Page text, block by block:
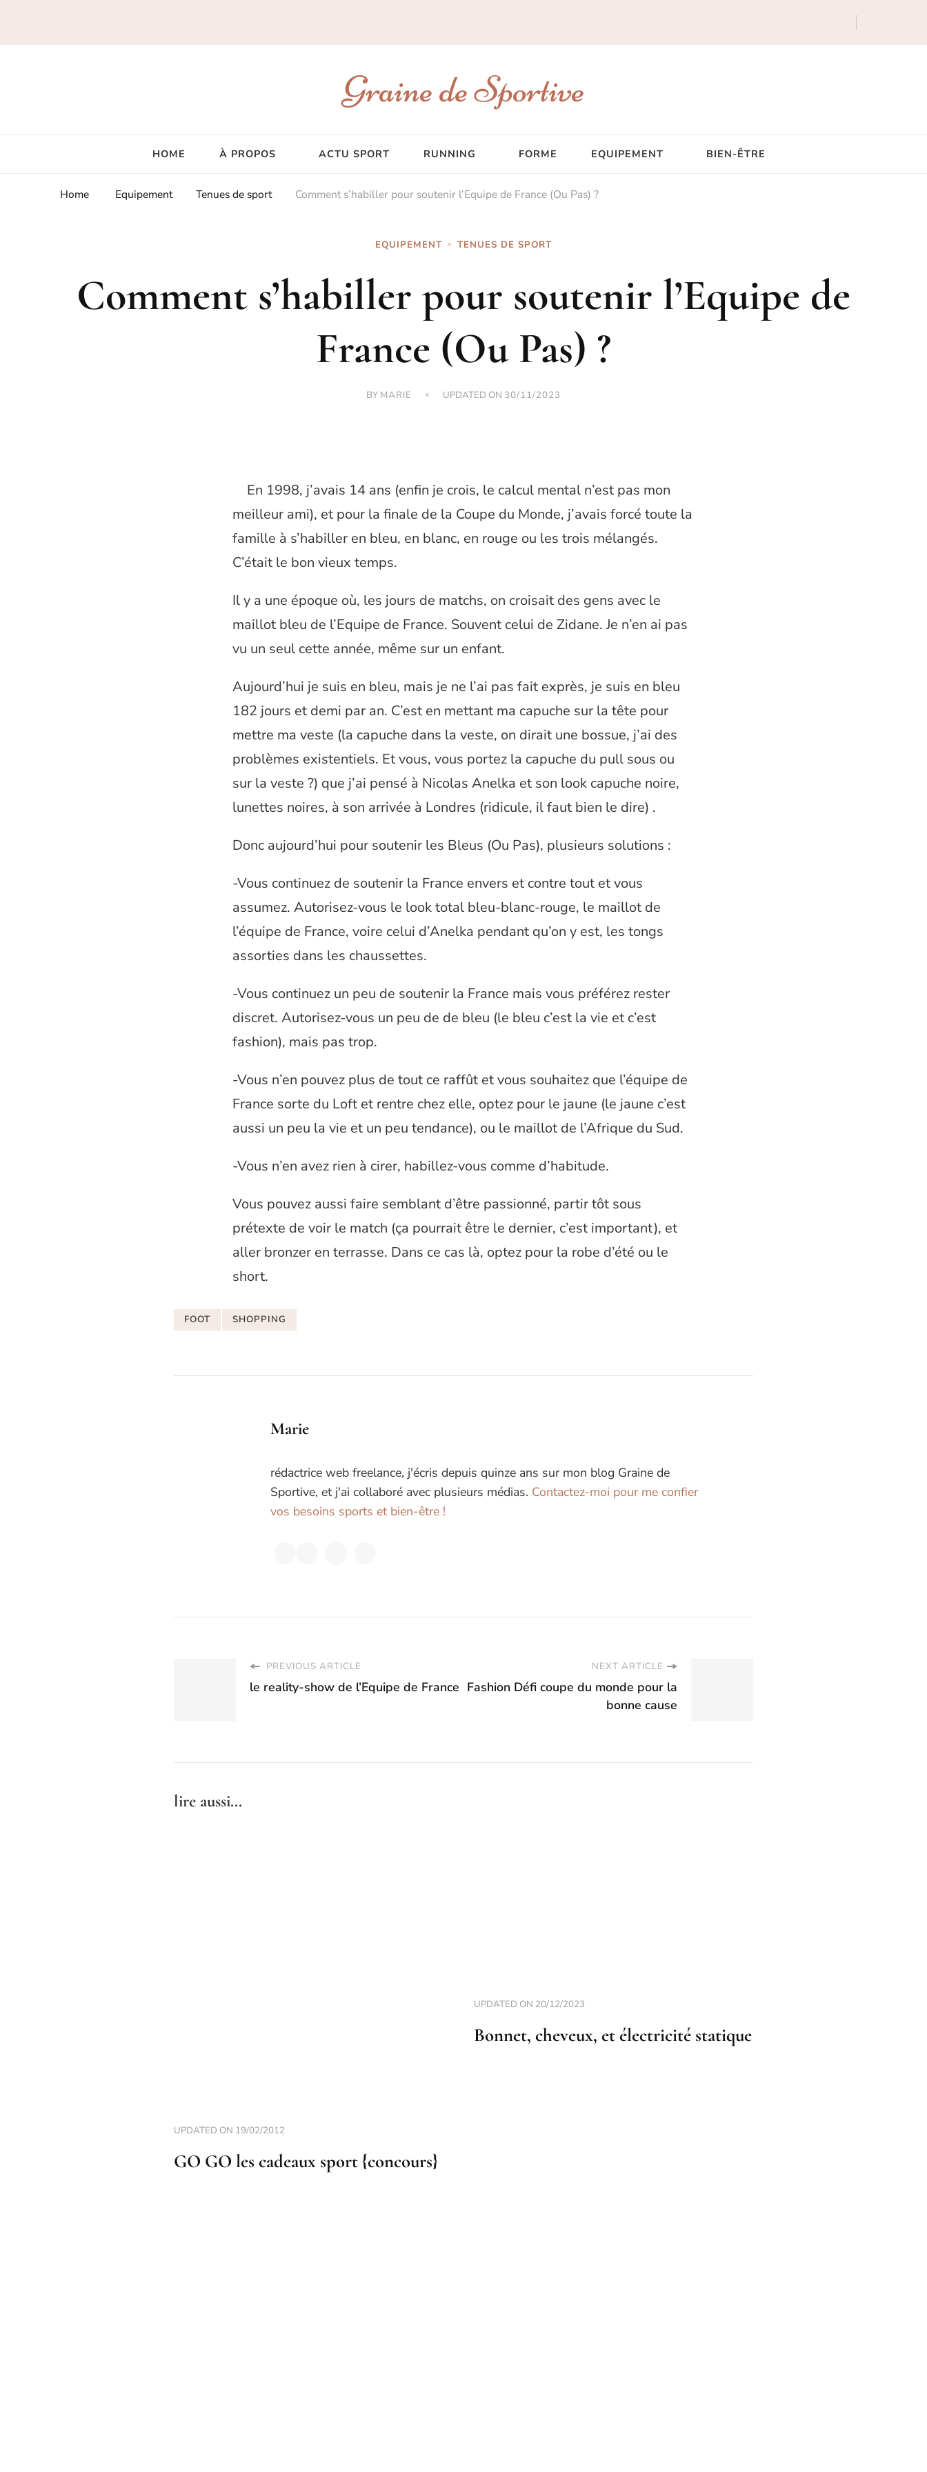
Graine de Sportive
HOME À PROPOS ACTU SPORT RUNNING FORME EQUIPEMENT BIEN-ÊTRE
Home Equipement Tenues de sport Comment s’habiller pour soutenir l’Equipe de France (Ou Pas) ?
EQUIPEMENT TENUES DE SPORT
Comment s’habiller pour soutenir l’Equipe de
France (Ou Pas) ?
BY MARIE UPDATED ON 30/11/2023
En 1998, j’avais 14 ans (enfin je crois, le calcul mental n’est pas mon
meilleur ami), et pour la finale de la Coupe du Monde, j’avais forcé toute la
famille à s’habiller en bleu, en blanc, en rouge ou les trois mélangés.
C’était le bon vieux temps.
Il y a une époque où, les jours de matchs, on croisait des gens avec le
maillot bleu de l’Equipe de France. Souvent celui de Zidane. Je n’en ai pas
vu un seul cette année, même sur un enfant.
Aujourd’hui je suis en bleu, mais je ne l’ai pas fait exprès, je suis en bleu
182 jours et demi par an. C’est en mettant ma capuche sur la tête pour
mettre ma veste (la capuche dans la veste, on dirait une bossue, j’ai des
problèmes existentiels. Et vous, vous portez la capuche du pull sous ou
sur la veste ?) que j’ai pensé à Nicolas Anelka et son look capuche noire,
lunettes noires, à son arrivée à Londres (ridicule, il faut bien le dire) .
Donc aujourd’hui pour soutenir les Bleus (Ou Pas), plusieurs solutions :
-Vous continuez de soutenir la France envers et contre tout et vous
assumez. Autorisez-vous le look total bleu-blanc-rouge, le maillot de
l’équipe de France, voire celui d’Anelka pendant qu’on y est, les tongs
assorties dans les chaussettes.
-Vous continuez un peu de soutenir la France mais vous préférez rester
discret. Autorisez-vous un peu de de bleu (le bleu c’est la vie et c’est
fashion), mais pas trop.
-Vous n’en pouvez plus de tout ce raffût et vous souhaitez que l’équipe de
France sorte du Loft et rentre chez elle, optez pour le jaune (le jaune c’est
aussi un peu la vie et un peu tendance), ou le maillot de l’Afrique du Sud.
-Vous n’en avez rien à cirer, habillez-vous comme d’habitude.
Vous pouvez aussi faire semblant d’être passionné, partir tôt sous
prétexte de voir le match (ça pourrait être le dernier, c’est important), et
aller bronzer en terrasse. Dans ce cas là, optez pour la robe d’été ou le
short.
FOOT SHOPPING
Marie
rédactrice web freelance, j'écris depuis quinze ans sur mon blog Graine de
Sportive, et j'ai collaboré avec plusieurs médias. Contactez-moi pour me confier
vos besoins sports et bien-être !
PREVIOUS ARTICLE
le reality-show de l’Equipe de France
NEXT ARTICLE
Fashion Défi coupe du monde pour la
bonne cause
lire aussi...
UPDATED ON 19/02/2012
GO GO les cadeaux sport {concours}
UPDATED ON 20/12/2023
Bonnet, cheveux, et électricité statique